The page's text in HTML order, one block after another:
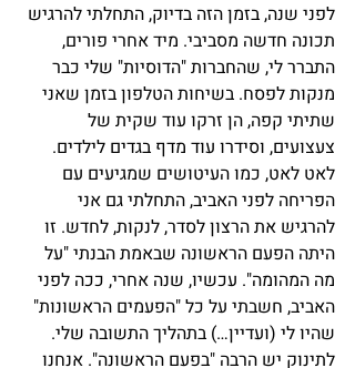
לפני שנה, בזמן הזה בדיוק, התחלתי להרגיש
תכונה חדשה מסביבי. מיד אחרי פורים,
התברר לי, שהחברות "הדוסיות" שלי כבר
מנקות לפסח. בשיחות הטלפון בזמן שאני
שתיתי קפה, הן זרקו עוד שקית של
צעצועים, וסידרו עוד מדף בגדים לילדים.
לאט לאט, כמו העיטושים שמגיעים עם
הפריחה לפני האביב, התחלתי גם אני
להרגיש את הרצון לסדר, לנקות, לחדש. זו
היתה הפעם הראשונה שבאמת הבנתי "על
מה המהומה". עכשיו, שנה אחרי, ככה לפני
האביב, חשבתי על כל "הפעמים הראשונות"
שהיו לי (ועדיין…) בתהליך התשובה שלי.
לתינוק יש הרבה "בפעם הראשונה". אנחנו